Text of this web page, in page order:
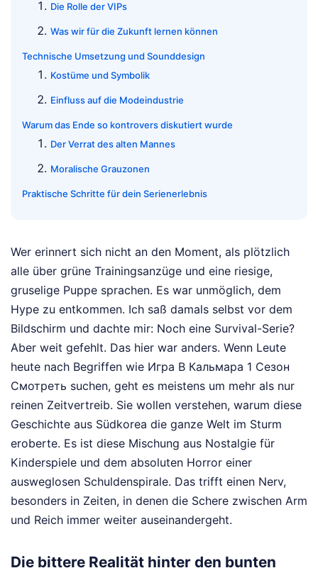
Die Rolle der VIPs
Was wir für die Zukunft lernen können
Technische Umsetzung und Sounddesign
Kostüme und Symbolik
Einfluss auf die Modeindustrie
Warum das Ende so kontrovers diskutiert wurde
Der Verrat des alten Mannes
Moralische Grauzonen
Praktische Schritte für dein Serienerlebnis
Wer erinnert sich nicht an den Moment, als plötzlich
alle über grüne Trainingsanzüge und eine riesige,
gruselige Puppe sprachen. Es war unmöglich, dem
Hype zu entkommen. Ich saß damals selbst vor dem
Bildschirm und dachte mir: Noch eine Survival-Serie?
Aber weit gefehlt. Das hier war anders. Wenn Leute
heute nach Begriffen wie Игра В Кальмара 1 Сезон
Смотреть suchen, geht es meistens um mehr als nur
reinen Zeitvertreib. Sie wollen verstehen, warum diese
Geschichte aus Südkorea die ganze Welt im Sturm
eroberte. Es ist diese Mischung aus Nostalgie für
Kinderspiele und dem absoluten Horror einer
ausweglosen Schuldenspirale. Das trifft einen Nerv,
besonders in Zeiten, in denen die Schere zwischen Arm
und Reich immer weiter auseinandergeht.
Die bittere Realität hinter den bunten